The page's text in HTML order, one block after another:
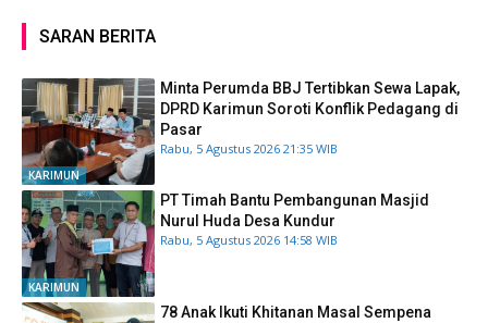
SARAN BERITA
KARIMUN
Minta Perumda BBJ Tertibkan Sewa Lapak,
DPRD Karimun Soroti Konflik Pedagang di
Pasar
Rabu, 5 Agustus 2026 21:35 WIB
KARIMUN
PT Timah Bantu Pembangunan Masjid
Nurul Huda Desa Kundur
Rabu, 5 Agustus 2026 14:58 WIB
78 Anak Ikuti Khitanan Masal Sempena